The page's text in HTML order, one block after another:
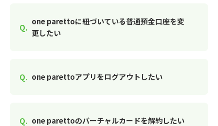
one parettoに紐づいている普通預金口座を変
更したい
one parettoアプリをログアウトしたい
one parettoのバーチャルカードを解約したい